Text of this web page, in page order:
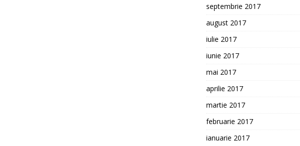
septembrie 2017
august 2017
iulie 2017
iunie 2017
mai 2017
aprilie 2017
martie 2017
februarie 2017
ianuarie 2017